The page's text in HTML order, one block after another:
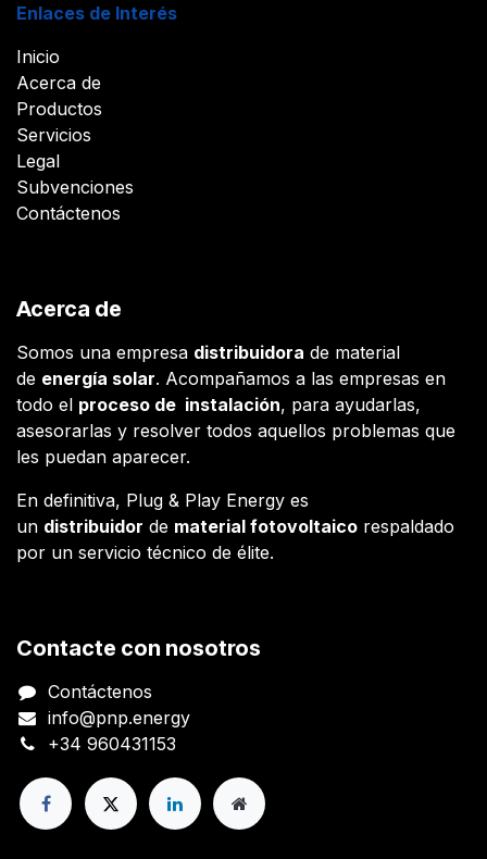
Enlaces de Interés
Inicio
Acerca de
Productos
Servicios
Legal
Subvenciones
Contáctenos
Acerca de
Somos una empresa distribuidora de material
de energía solar. Acompañamos a las empresas en
todo el proceso de instalación, para ayudarlas,
asesorarlas y resolver todos aquellos problemas que
les puedan aparecer.
En definitiva, Plug & Play Energy es
un distribuidor de material fotovoltaico respaldado
por un servicio técnico de élite.
Contacte con nosotros
Contáctenos
info@pnp.energy
+34 960431153